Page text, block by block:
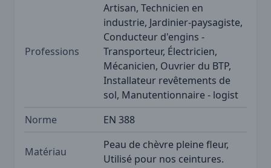
Professions
Artisan, Technicien en
industrie, Jardinier-paysagiste,
Conducteur d'engins -
Transporteur, Électricien,
Mécanicien, Ouvrier du BTP,
Installateur revêtements de
sol, Manutentionnaire - logist
Norme
EN 388
Matériau
Peau de chèvre pleine fleur,
Utilisé pour nos ceintures.